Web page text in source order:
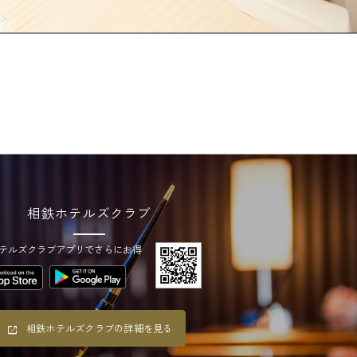
相鉄ホテルズクラブ
ルズクラブアプリでさらにお得
相鉄ホテルズクラブの詳細を見る